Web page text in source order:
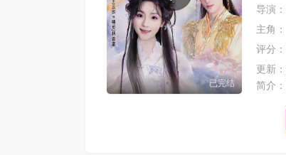
已完结
导演：
主角：
评分：
更新：
简介：